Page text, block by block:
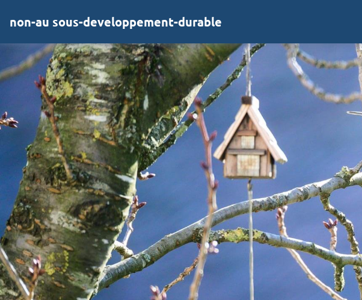
non-au sous-developpement-durable